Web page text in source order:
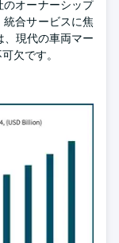
オーナーシップ
合サービスに焦
、現代の車両マー
欠です。